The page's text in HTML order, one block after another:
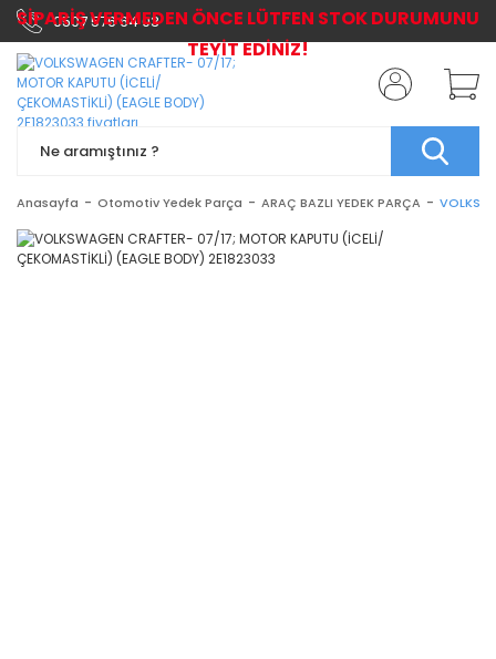
0507 576 64 03
Anasayfa Otomotiv Yedek Parça ARAÇ BAZLI YEDEK PARÇA
SİPARİŞ VERMEDEN ÖNCE LÜTFEN STOK DURUMUNU
TEYİT EDİNİZ!